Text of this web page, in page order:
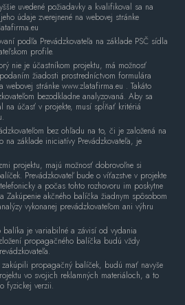
uvedené požiadavky a kvalifikoval sa na
údaje zverejnené na webovej stránke
podľa Prevádzkovateľa na základe PSČ sídla
profile.
nie je účastníkom projektu, má možnosť
žiadosti prostredníctvom formulára
webovej stránke www.zlatafirma.eu . Takáto
bezodkladne analyzovaná. Aby sa
na účasť v projekte, musí spĺňať kritériá
bez ohľadu na to, či je založená na
na základe iniciatívy Prevádzkovateľa, je
projektu, majú možnosť dobrovoľne si
Prevádzkovateľ bude o víťazstve v projekte
a počas tohto rozhovoru im poskytne
Zakúpenie akčného balíčka žiadnym spôsobom
vykonanej prevádzkovateľom ani výhru
balíka je variabilné a závisí od vydania
propagačného balíčka budú vždy
propagačný balíček, budú mať navyše
vo svojich reklamných materiáloch, a to
fyzickej verzii.